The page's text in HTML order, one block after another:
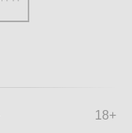
18+